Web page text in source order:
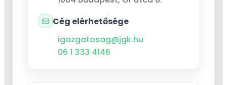
Cég elérhetősége
igazgatosag@jgk.hu
06 1 333 4146